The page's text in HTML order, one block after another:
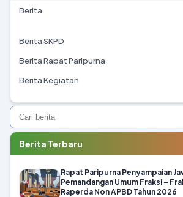
Berita
Berita SKPD
Berita Rapat Paripurna
Berita Kegiatan
Berita Terbaru
Rapat Paripurna Penyampaian
Pemandangan Umum Fraksi –
Raperda Non APBD Tahun 2026